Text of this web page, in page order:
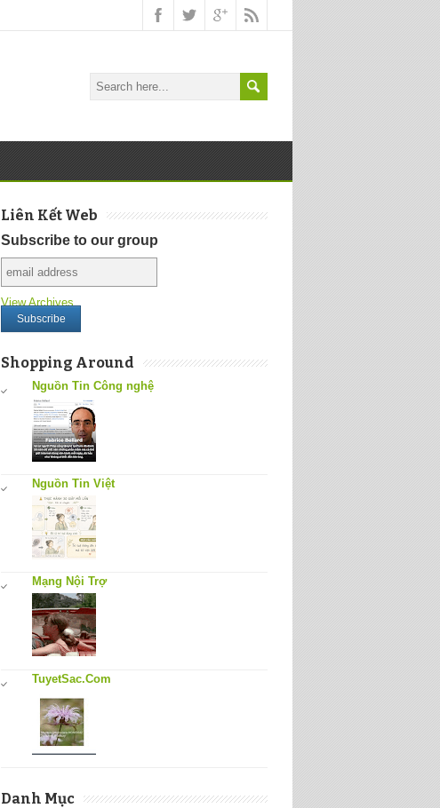
Liên Kết Web
Subscribe to our group
View Archives
Shopping Around
Nguồn Tin Công nghệ
Nguồn Tin Việt
Mạng Nội Trợ
TuyetSac.Com
Danh Mục